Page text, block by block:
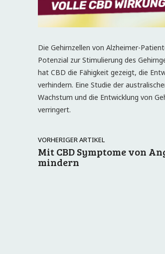
Die Gehirnzellen von Alzheimer-
Potenzial zur Stimulierung des
hat CBD die Fähigkeit gezeigt, die
verhindern. Eine Studie der
Wachstum und die Entwicklung von
verringert.
VORHERIGER ARTIKEL
Mit CBD Symptome von
mindern